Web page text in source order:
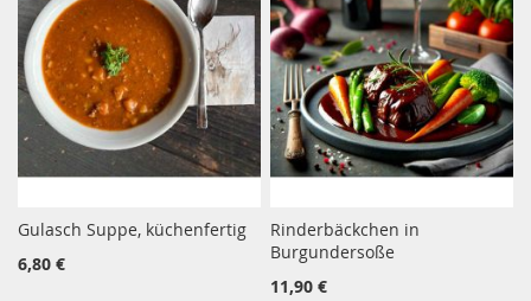
Gulasch Suppe, küchenfertig
6,80 €
Rinderbäckchen in
Burgundersoße
11,90 €